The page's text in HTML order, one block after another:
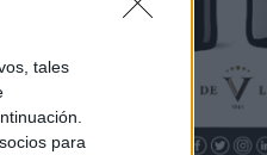
tales
para